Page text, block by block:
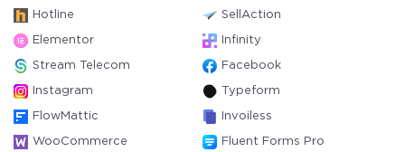
Hotline SellAction
Elementor Infinity
Stream Telecom Facebook
Instagram Typeform
FlowMattic Invoiless
WooCommerce Fluent Forms Pro